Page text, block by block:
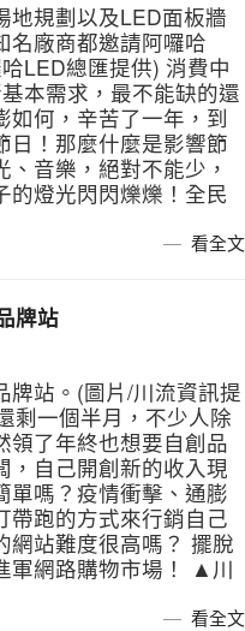
規劃以及LED面板牆
名廠商都邀請阿囉哈
LED總匯提供) 消費中
本需求，最不能缺的還
如何，辛苦了一年，到
日！那麼什麼是影響節
音樂，絕對不能少，
的燈光閃閃爍爍！全民
看全文
牌站
站。(圖片/川流資訊提
剩一個半月，不少人除
領了年終也想要自創品
，自己開創新的收入現
單嗎？疫情衝擊、通膨
帶跑的方式來行銷自己
網站難度很高嗎？ 擺脫
軍網路購物市場！ ▲川
看全文